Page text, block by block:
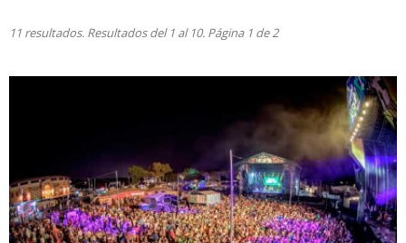
11 resultados. Resultados del 1 al 10. Página 1 de 2